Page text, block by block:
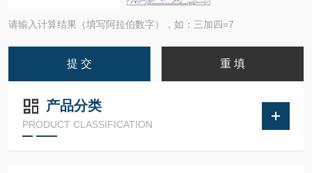
请输入计算结果（填写阿拉伯数字），如：三加四=7
产品分类
PRODUCT CLASSIFICATION